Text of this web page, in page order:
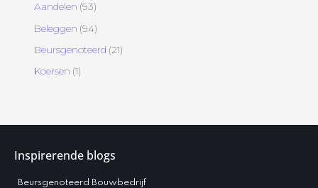
Aandelen (93)
Beleggen (94)
Beursgenoteerd (21)
Koersen (1)
Inspirerende blogs
Beursgenoteerd Bouwbedrijf